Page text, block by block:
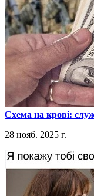
​Схема на крові:
28 нояб. 2025 г.